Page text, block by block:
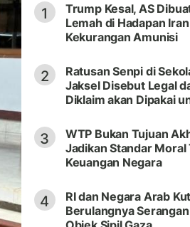
1
Trump Kesal, AS
Lemah di Hadapan
Kekurangan Amunisi
2
Ratusan Senpi di
Jaksel Disebut Legal
Diklaim akan Dipakai
3
WTP Bukan Tujuan
Jadikan Standar Moral
Keuangan Negara
4
RI dan Negara Arab
Berulangnya